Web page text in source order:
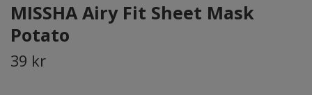
MISSHA Airy Fit Sheet Mask
Potato
39 kr